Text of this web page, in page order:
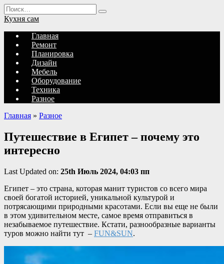
Перейти
к
содержанию
Search
for:
Кухня сам
Главная
Ремонт
Планировка
Дизайн
Мебель
Оборудование
Техника
Разное
Главная » Разное
Путешествие в Египет – почему это
интересно
Last Updated on: 25th Июль 2024, 04:03 пп
Египет – это страна, которая манит туристов со всего мира
своей богатой историей, уникальной культурой и
потрясающими природными красотами. Если вы еще не были
в этом удивительном месте, самое время отправиться в
незабываемое путешествие. Кстати, разнообразные варианты
туров можно найти тут – FUN&SUN.